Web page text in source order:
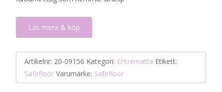
Läs mera & köp
Artikelnr: 20-09156 Kategori: Entrématta Etikett:
Safefloor Varumärke: Safefloor